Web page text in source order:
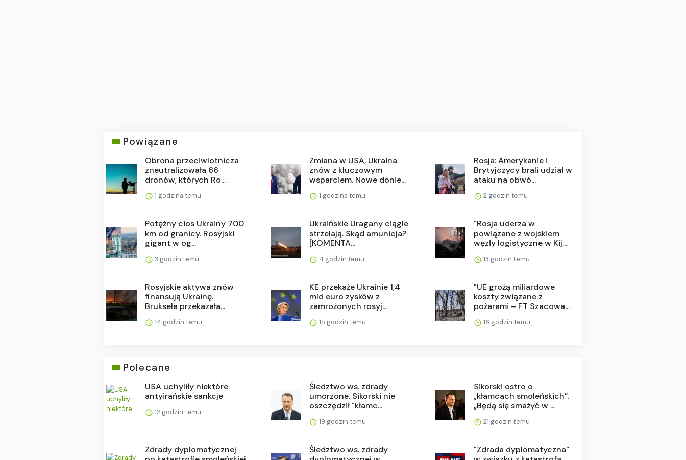
Powiązane
Obrona przeciwlotnicza
zneutralizowała 66
dronów, których Ro...
1 godzina temu
Zmiana w USA, Ukraina
znów z kluczowym
wsparciem. Nowe donie...
1 godzina temu
Rosja: Amerykanie i
Brytyjczycy brali udział w
ataku na obwó...
2 godzin temu
Potężny cios Ukrainy 700
km od granicy. Rosyjski
gigant w og...
3 godzin temu
Ukraińskie Uragany ciągle
strzelają. Skąd amunicja?
[KOMENTA...
4 godzin temu
"Rosja uderza w
powiązane z wojskiem
węzły logistyczne w Kij...
13 godzin temu
Rosyjskie aktywa znów
finansują Ukrainę.
Bruksela przekazała...
14 godzin temu
KE przekaże Ukrainie 1,4
mld euro zysków z
zamrożonych rosyj...
15 godzin temu
"UE grożą miliardowe
koszty związane z
pożarami – FT Szacowa...
16 godzin temu
Polecane
USA uchyliły niektóre
antyirańskie sankcje
12 godzin temu
Śledztwo ws. zdrady
umorzone. Sikorski nie
oszczędził "kłamc...
19 godzin temu
Sikorski ostro o
„kłamcach smoleńskich”.
„Będą się smażyć w ...
21 godzin temu
Zdrady dyplomatycznej
Śledztwo ws. zdrady
"Zdrada dyplomatyczna"